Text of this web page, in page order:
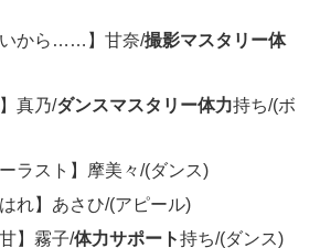
から……】甘奈/撮影マスタリー体
真乃/ダンスマスタリー体力持ち/(ボ
ラスト】摩美々/(ダンス)
れ】あさひ/(アピール)
】霧子/体力サポート持ち/(ダンス)